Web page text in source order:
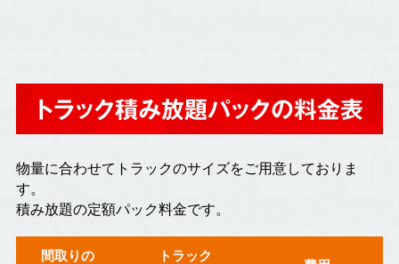
トラック積み放題パックの料金表
物量に合わせてトラックのサイズをご用意しておりま
す。
積み放題の定額パック料金です。
間取りの
トラック